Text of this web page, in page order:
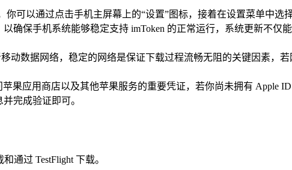
可以通过点击手机主屏幕上的“设置”图标，接着在设置菜单中选
确保手机系统能够稳定支持 imToken 的正常运行，系统更新不仅
动数据网络，稳定的网络是保证下载过程流畅无阻的关键因素，
果应用商店以及其他苹果服务的重要凭证，若你尚未拥有 Apple
完成验证即可。
通过 TestFlight 下载。